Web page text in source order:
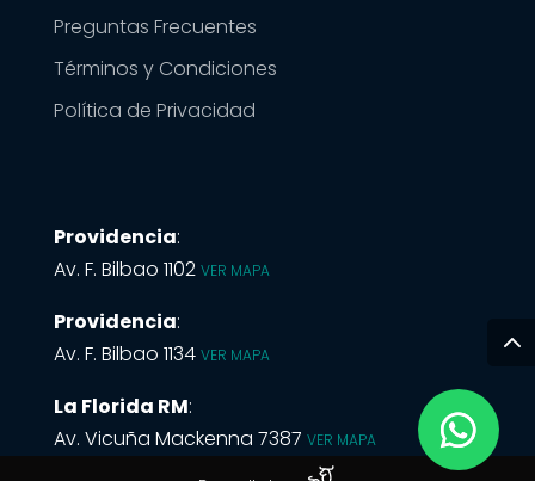
Preguntas Frecuentes
Términos y Condiciones
Política de Privacidad
Providencia:
Av. F. Bilbao 1102 VER MAPA
Providencia:
Av. F. Bilbao 1134 VER MAPA
La Florida RM:
Av. Vicuña Mackenna 7387 VER MAPA